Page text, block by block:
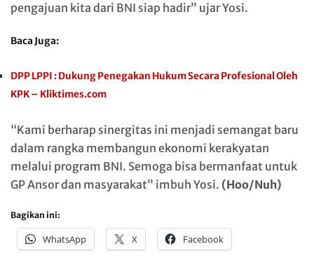
pengajuan kita dari BNI siap hadir” ujar Yosi.
Baca Juga:
DPP LPPI : Dukung Penegakan Hukum Secara Profesional Oleh
KPK – Kliktimes.com
“Kami berharap sinergitas ini menjadi semangat baru
dalam rangka membangun ekonomi kerakyatan
melalui program BNI. Semoga bisa bermanfaat untuk
GP Ansor dan masyarakat” imbuh Yosi. (Hoo/Nuh)
Bagikan ini:
WhatsApp X Facebook